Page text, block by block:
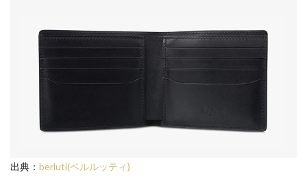
出典： berluti(ベルルッティ)